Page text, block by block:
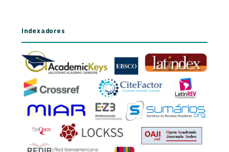
Indexadores